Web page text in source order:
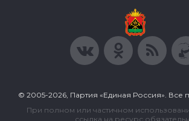
© 2005-2026, Партия «Единая Россия». Все
При полном или частичном
ссылка на ресурс